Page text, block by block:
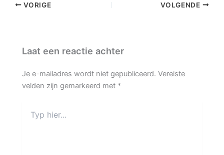
VORIGE VOLGENDE
Laat een reactie achter
Je e-mailadres wordt niet gepubliceerd. Vereiste
velden zijn gemarkeerd met *
hier...